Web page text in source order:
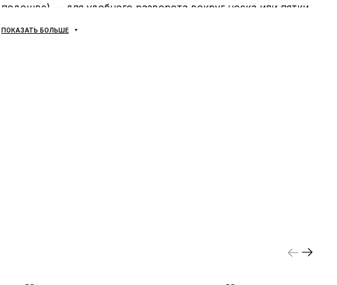
подошве) — для удобного разворота вокруг носка или пятки
женщин, для молодых и для людей в возрасте — эти форсы
ПОКАЗАТЬ БОЛЬШЕ